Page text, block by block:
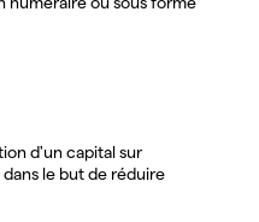
d'un capital sur
le but de réduire